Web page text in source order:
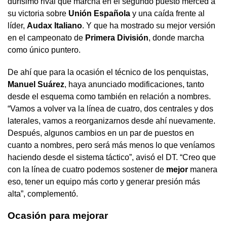
su victoria sobre Unión Española y una caída frente al
líder, Audax Italiano. Y que ha mostrado su mejor versión
en el campeonato de Primera División, donde marcha
como único puntero.
De ahí que para la ocasión el técnico de los penquistas,
Manuel Suárez, haya anunciado modificaciones, tanto
desde el esquema como también en relación a nombres.
“Vamos a volver va la línea de cuatro, dos centrales y dos
laterales, vamos a reorganizarnos desde ahí nuevamente.
Después, algunos cambios en un par de puestos en
cuanto a nombres, pero será más menos lo que veníamos
haciendo desde el sistema táctico”, avisó el DT. “Creo que
con la línea de cuatro podemos sostener de mejor manera
eso, tener un equipo más corto y generar presión más
alta”, complementó.
Ocasión para mejorar